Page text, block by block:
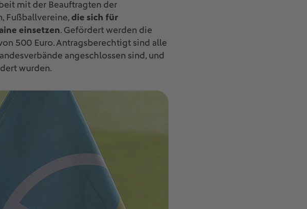
mit der Beauftragten der
Fußballvereine, die sich für
einsetzen. Gefördert werden die
500 Euro. Antragsberechtigt sind alle
angeschlossen sind, und
wurden.